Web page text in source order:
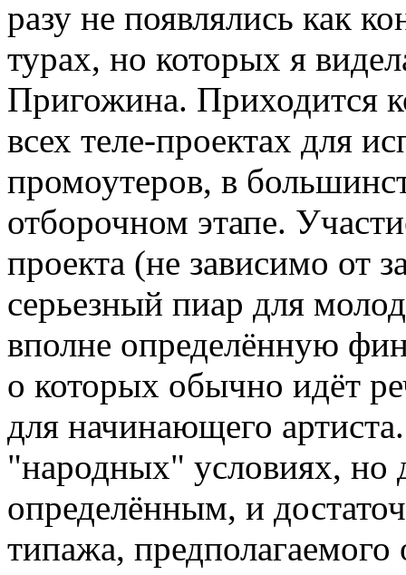
разу не появлялись как
турах, но которых я
Пригожина. Приходится
всех теле-проектах для
промоутеров, в
отборочном этапе.
проекта (не зависимо от
серьезный пиар для
вполне определённую
о которых обычно идёт
для начинающего
"народных" условиях, но
определённым, и
типажа, предполагаемого